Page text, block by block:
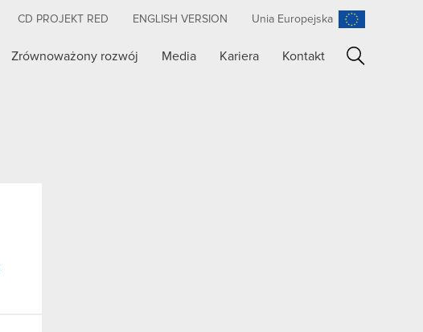
CD PROJEKT RED ENGLISH VERSION Unia Europejska
Zrównoważony rozwój Media Kariera Kontakt